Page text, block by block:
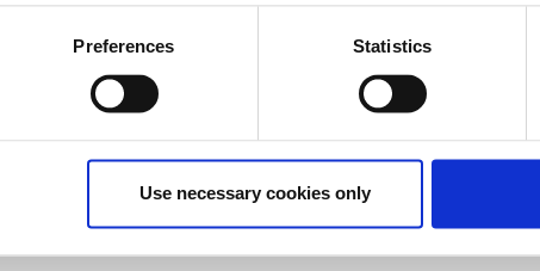
Preferences Statistics
Use necessary cookies only
ΤΟ ΑΓΝΩΣΤΟ ΕΡΓΟ ΤΟΥ
13 Μαϊου στις 20.00